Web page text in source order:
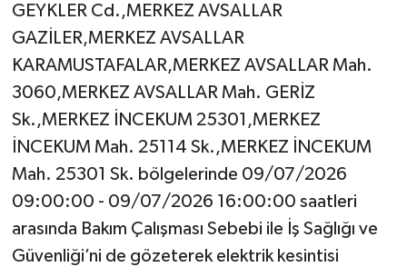
GEYKLER Cd.,MERKEZ AVSALLAR
GAZİLER,MERKEZ AVSALLAR
KARAMUSTAFALAR,MERKEZ AVSALLAR Mah.
3060,MERKEZ AVSALLAR Mah. GERİZ
Sk.,MERKEZ İNCEKUM 25301,MERKEZ
İNCEKUM Mah. 25114 Sk.,MERKEZ İNCEKUM
Mah. 25301 Sk. bölgelerinde 09/07/2026
09:00:00 - 09/07/2026 16:00:00 saatleri
arasında Bakım Çalışması Sebebi ile İş Sağlığı ve
Güvenliği’ni de gözeterek elektrik kesintisi